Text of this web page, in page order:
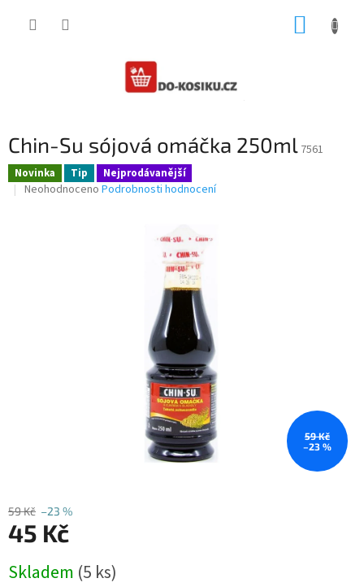
Chin-Su sójová omáčka 250ml 7561
Novinka Tip Nejprodávanější
Průměrné
Neohodnoceno Podrobnosti hodnocení
59 Kč
–23 %
59 Kč –23 %
45 Kč
cena:
Skladem (5 ks)